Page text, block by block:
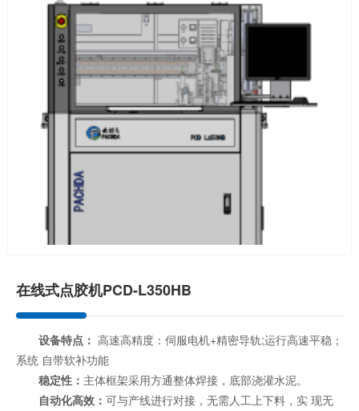
在线式点胶机PCD-L350HB
设备特点： 高速高精度：伺服电机+精密导轨;运行高速平稳；
系统 自带软补功能
稳定性： 主体框架采用方通整体焊接，底部浇灌水泥。
自动化高效： 可与产线进行对接，无需人工上下料，实 现无